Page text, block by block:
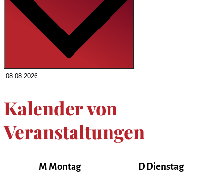
Kalender von
Veranstaltungen
M Montag D Dienstag